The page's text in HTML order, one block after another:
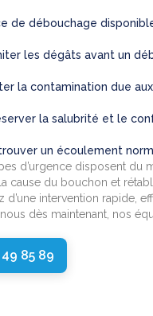
de débouchage
les dégâts avant un
la contamination due
la salubrité et le
un écoulement
d’urgence disposent du
cause du bouchon et
d’une intervention rapide,
dès maintenant, nos
85 89